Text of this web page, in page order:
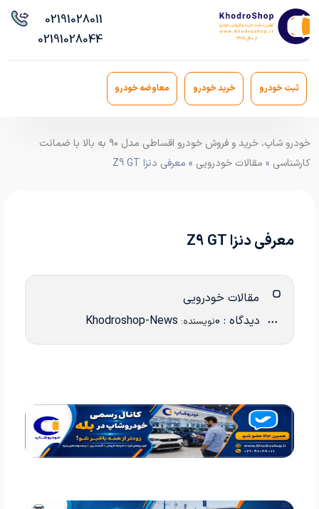
02191028011
02191028044
ثبت خودرو خرید خودرو معاوضه خودرو
خودرو شاپ، خرید و فروش خودرو اقساطی مدل ۹۰ به بالا با ضمانت
کارشناسی » مقالات خودرویی » معرفی دنزا Z9 GT
معرفی دنزا Z9 GT
مقالات خودرویی
دیدگاه : 0 نویسنده: Khodroshop-News